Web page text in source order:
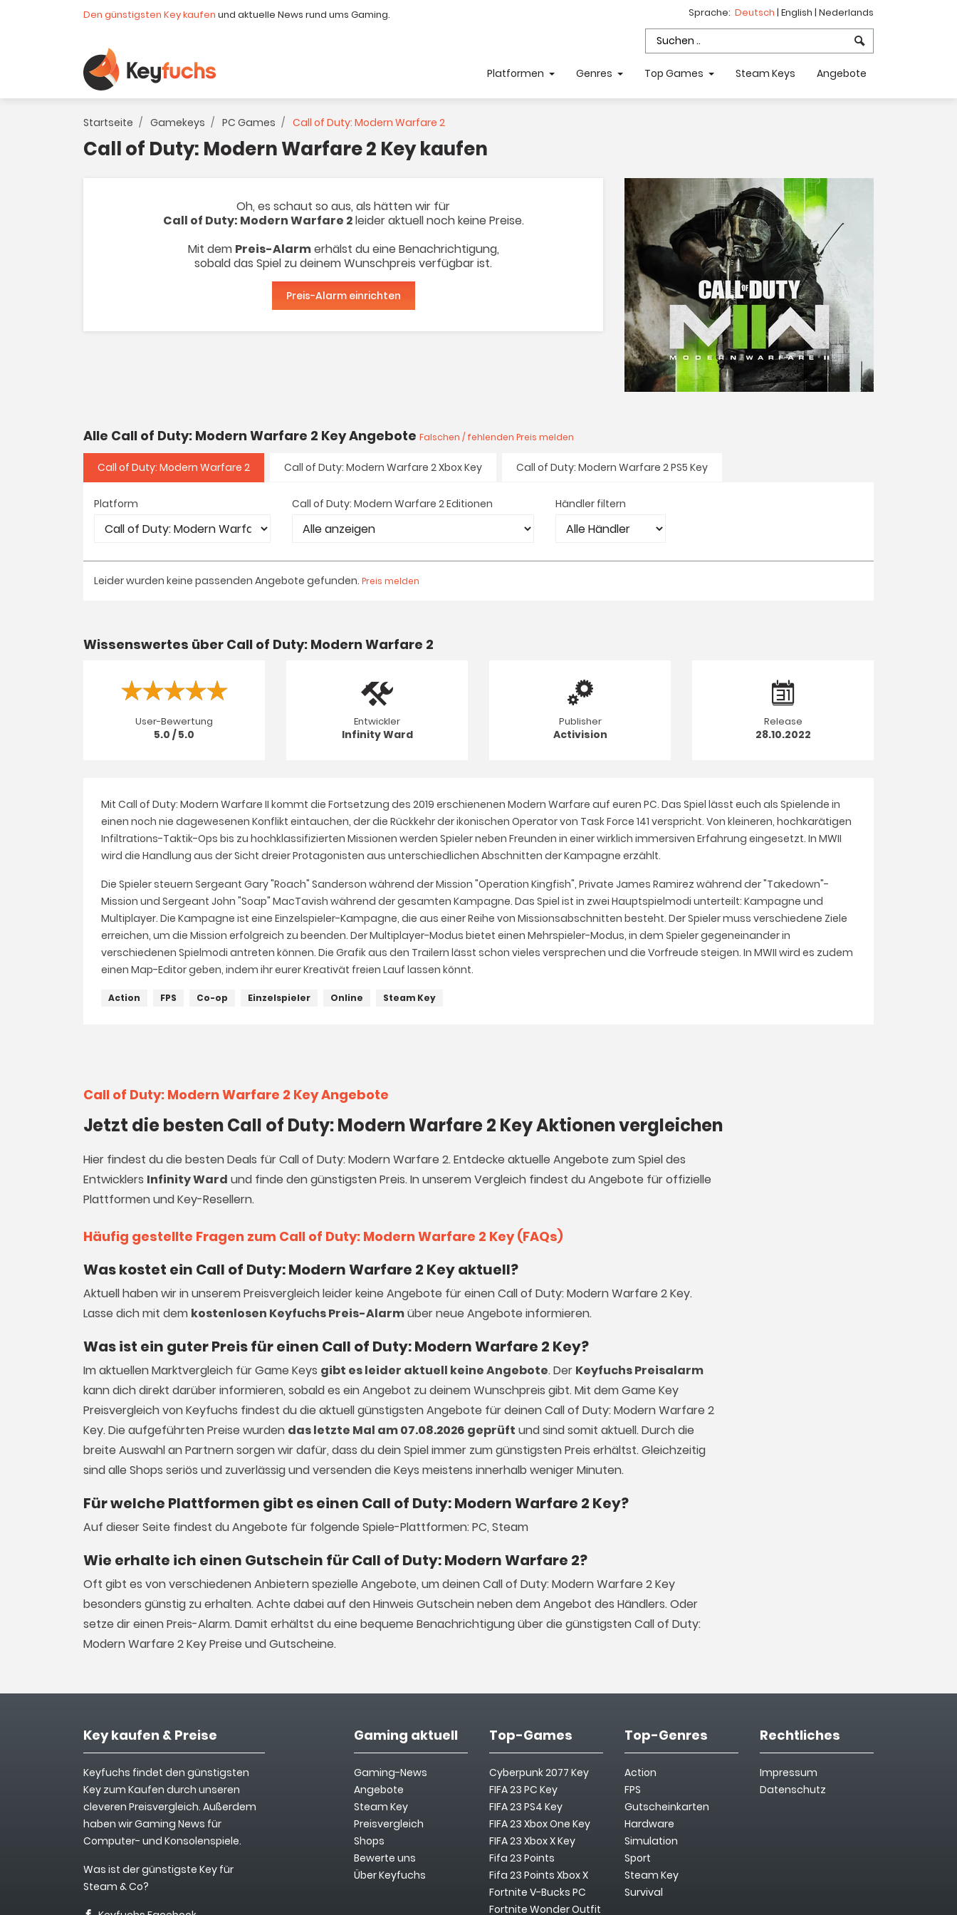
Den günstigsten Key kaufen und aktuelle News rund ums Gaming. Sprache: Deutsch | English | Nederlands
Platformen Genres Top Games Steam Keys Angebote
Startseite Gamekeys PC Games Call of Duty: Modern Warfare 2
Call of Duty: Modern Warfare 2 Key kaufen
Oh, es schaut so aus, als hätten wir für
Call of Duty: Modern Warfare 2leider aktuell noch keine Preise.
Mit dem Preis-Alarmerhälst du eine Benachrichtigung,
sobald das Spiel zu deinem Wunschpreis verfügbar ist.
Preis-Alarm einrichten
Alle Call of Duty: Modern Warfare 2 Key Angebote Falschen / fehlenden Preis melden
Call of Duty: Modern Warfare 2 Call of Duty: Modern Warfare 2 Xbox Key Call of Duty: Modern Warfare 2 PS5 Key
Platform Call of Duty: Modern Warfare 2 Editionen Händler filtern
Leider wurden keine passenden Angebote gefunden. Preis melden
Wissenswertes über Call of Duty: Modern Warfare 2
User-Bewertung
5.0 / 5.0
Entwickler
Infinity Ward
Publisher
Activision
Release
28.10.2022
Mit Call of Duty: Modern Warfare II kommt die Fortsetzung des 2019 erschienenen Modern Warfare auf euren PC. Das Spiel lässt euch als Spielende in
einen noch nie dagewesenen Konflikt eintauchen, der die Rückkehr der ikonischen Operator von Task Force 141 verspricht. Von kleineren, hochkarätigen
Infiltrations-Taktik-Ops bis zu hochklassifizierten Missionen werden Spieler neben Freunden in einer wirklich immersiven Erfahrung eingesetzt. In MWII
wird die Handlung aus der Sicht dreier Protagonisten aus unterschiedlichen Abschnitten der Kampagne erzählt.
Die Spieler steuern Sergeant Gary "Roach" Sanderson während der Mission "Operation Kingfish", Private James Ramirez während der "Takedown"-
Mission und Sergeant John "Soap" MacTavish während der gesamten Kampagne. Das Spiel ist in zwei Hauptspielmodi unterteilt: Kampagne und
Multiplayer. Die Kampagne ist eine Einzelspieler-Kampagne, die aus einer Reihe von Missionsabschnitten besteht. Der Spieler muss verschiedene Ziele
erreichen, um die Mission erfolgreich zu beenden. Der Multiplayer-Modus bietet einen Mehrspieler-Modus, in dem Spieler gegeneinander in
verschiedenen Spielmodi antreten können. Die Grafik aus den Trailern lässt schon vieles versprechen und die Vorfreude steigen. In MWII wird es zudem
einen Map-Editor geben, indem ihr eurer Kreativät freien Lauf lassen könnt.
Action FPS Co-op Einzelspieler Online Steam Key
Call of Duty: Modern Warfare 2 Key Angebote
Jetzt die besten Call of Duty: Modern Warfare 2 Key Aktionen vergleichen
Hier findest du die besten Deals für Call of Duty: Modern Warfare 2. Entdecke aktuelle Angebote zum Spiel des
Entwicklers Infinity Ward und finde den günstigsten Preis. In unserem Vergleich findest du Angebote für offizielle
Plattformen und Key-Resellern.
Häufig gestellte Fragen zum Call of Duty: Modern Warfare 2 Key (FAQs)
Was kostet ein Call of Duty: Modern Warfare 2 Key aktuell?
Aktuell haben wir in unserem Preisvergleich leider keine Angebote für einen Call of Duty: Modern Warfare 2 Key.
Lasse dich mit dem kostenlosen Keyfuchs Preis-Alarmüber neue Angebote informieren.
Was ist ein guter Preis für einen Call of Duty: Modern Warfare 2 Key?
Im aktuellen Marktvergleich fürGame Keys gibt es leider aktuell keine Angebote. Der Keyfuchs Preisalarm
kann dich direkt darüber informieren, sobald es ein Angebot zu deinem Wunschpreis gibt. Mit dem Game Key
Preisvergleich von Keyfuchs findest du die aktuell günstigsten Angebote für deinen Call of Duty: Modern Warfare 2
Key. Die aufgeführten Preise wurden das letzte Mal am 07.08.2026 geprüft und sind somit aktuell. Durch die
breite Auswahl an Partnern sorgen wir dafür, dass du dein Spiel immer zum günstigsten Preis erhältst. Gleichzeitig
sind alle Shops seriös und zuverlässig und versenden die Keys meistens innerhalb weniger Minuten.
Für welche Plattformen gibt es einen Call of Duty: Modern Warfare 2 Key?
Auf dieser Seite findest du Angebote für folgende Spiele-Plattformen: PC, Steam
Wie erhalte ich einen Gutschein für Call of Duty: Modern Warfare 2?
Oft gibt es von verschiedenen Anbietern spezielle Angebote, um deinen Call of Duty: Modern Warfare 2 Key
besonders günstig zu erhalten. Achte dabei auf den Hinweis Gutschein neben dem Angebot des Händlers. Oder
setze dir einen Preis-Alarm. Damit erhältst du eine bequeme Benachrichtigung über die günstigsten Call of Duty:
Modern Warfare 2 Key Preise und Gutscheine.
Key kaufen & Preise
Keyfuchs findet den günstigsten
Key zum Kaufen durch unseren
cleveren Preisvergleich. Außerdem
haben wir Gaming News für
Computer- und Konsolenspiele.
Was ist der günstigste Key für
Steam & Co?
Gaming aktuell
Gaming-News
Angebote
Steam Key
Preisvergleich
Shops
Bewerte uns
Über Keyfuchs
Top-Games
Cyberpunk 2077 Key
FIFA 23 PC Key
FIFA 23 PS4 Key
FIFA 23 Xbox One Key
FIFA 23 Xbox X Key
Fifa 23 Points
Fifa 23 Points Xbox X
Fortnite V-Bucks PC
Fortnite Wonder Outfit
Top-Genres
Action
FPS
Gutscheinkarten
Hardware
Simulation
Sport
Steam Key
Survival
Rechtliches
Impressum
Datenschutz